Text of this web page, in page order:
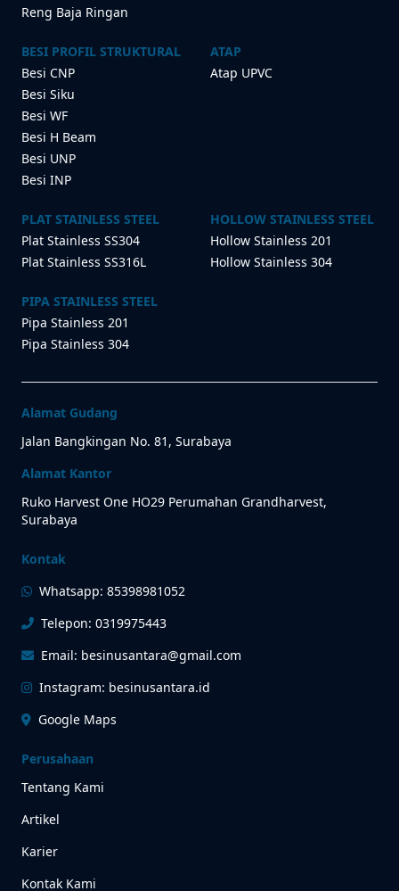
Reng Baja Ringan
BESI PROFIL STRUKTURAL
Besi CNP
Besi Siku
Besi WF
Besi H Beam
Besi UNP
Besi INP
ATAP
Atap UPVC
PLAT STAINLESS STEEL
Plat Stainless SS304
Plat Stainless SS316L
HOLLOW STAINLESS STEEL
Hollow Stainless 201
Hollow Stainless 304
PIPA STAINLESS STEEL
Pipa Stainless 201
Pipa Stainless 304
Alamat Gudang
Jalan Bangkingan No. 81, Surabaya
Alamat Kantor
Ruko Harvest One HO29 Perumahan Grandharvest,
Surabaya
Kontak
Whatsapp: 85398981052
Telepon: 0319975443
Email: besinusantara@gmail.com
Instagram: besinusantara.id
Google Maps
Perusahaan
Tentang Kami
Artikel
Karier
Kontak Kami